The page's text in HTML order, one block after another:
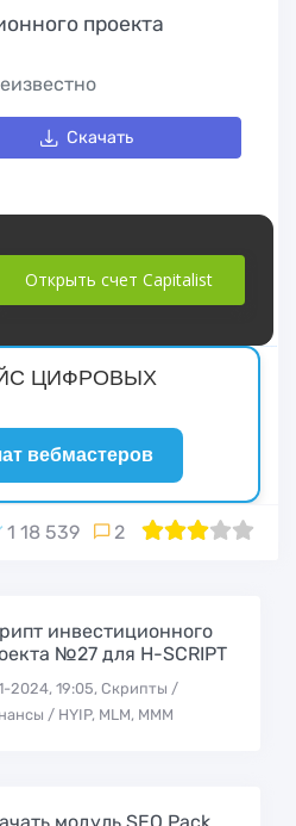
проекта
Скачать
Открыть счет Capitalist
ЦИФРОВЫХ
вебмастеров
1 18 539 2 60
1 2 3 4 5
инвестиционного
№27 для H-SCRIPT
2024, 19:05, Скрипты /
/ HYIP, MLM, МММ
модуль SEO Pack